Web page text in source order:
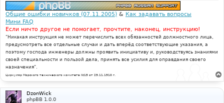
и
е
Общие ошибки новичков (07.11.2005) & Как задавать вопросы
Мини FAQ
Если ничто другое не помогает, прочтите, наконец, инструкцию!
"Никакая инструкция не может перечислить всех обязанностей должностного лица,
предусмотреть все отдельные случаи и дать вперёд соответствующие указания, а
поэтому господа инженеры должны проявить инициативу и, руководствуясь знаниями
своей специальности и пользой дела, принять все усилия для оправдания своего
назначения".
Циркуляр Морского технического комитета №15 от 29.11.1910 г.
DzonWick
phpBB 1.0.0